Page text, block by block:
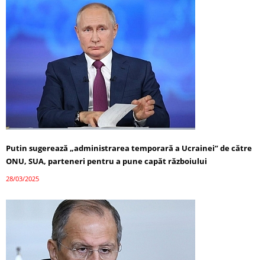
Putin sugerează „administrarea temporară a Ucrainei” de către
ONU, SUA, parteneri pentru a pune capăt războiului
28/03/2025